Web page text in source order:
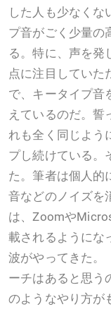
した人も少なくな
プ音がごく少量の
る。特に、声を発
点に注目していた
で、キータイプ音
えているのだ。誓
れも全く同じよう
プし続けている。
た。筆者は個人的
音などのノイズを
は、Zoomや
載されるようにな
波がやってきた。
ーチはあると思う
のようなやり方が